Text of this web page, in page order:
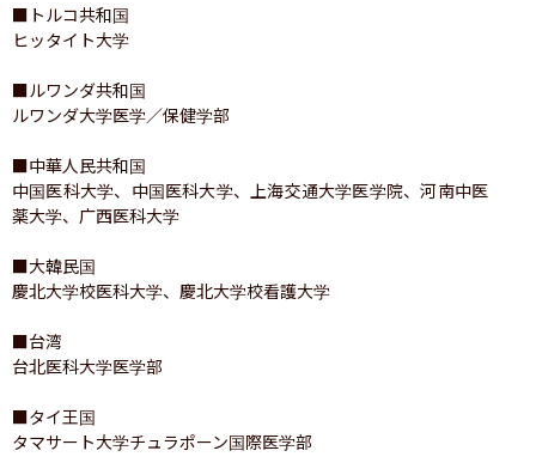
■トルコ共和国
ヒッタイト大学
■ルワンダ共和国
ルワンダ大学医学／保健学部
■中華人民共和国
中国医科大学、中国医科大学、上海交通大学医学院、河南中医
薬大学、广西医科大学
■大韓民国
慶北大学校医科大学、慶北大学校看護大学
■台湾
台北医科大学医学部
■タイ王国
タマサート大学チュラポーン国際医学部